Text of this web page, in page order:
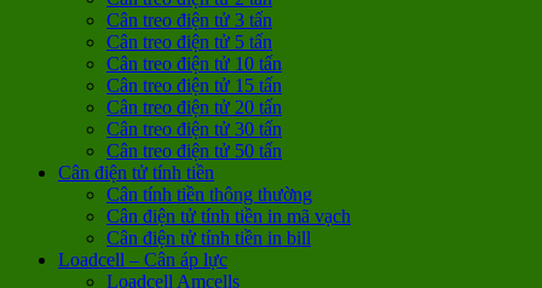
Cân treo điện tử 3 tấn
Cân treo điện tử 5 tấn
Cân treo điện tử 10 tấn
Cân treo điện tử 15 tấn
Cân treo điện tử 20 tấn
Cân treo điện tử 30 tấn
Cân treo điện tử 50 tấn
Cân điện tử tính tiền
Cân tính tiền thông thường
Cân điện tử tính tiền in mã vạch
Cân điện tử tính tiền in bill
Loadcell – Cân áp lực
Loadcell Amcells